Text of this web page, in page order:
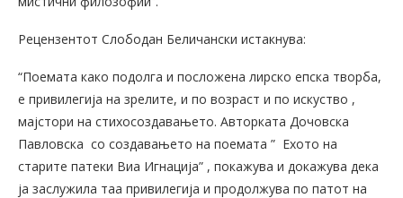
Рецензентот Слободан Беличански истакнува:
“Поемата како подолга и посложена лирско епска творба,
е привилегија на зрелите, и по возраст и по искуство ,
мајстори на стихосоздавањето. Авторката Дочовска
Павловска со создавањето на поемата ” Ехото на
старите патеки Виа Игнација” , покажува и докажува дека
ја заслужила таа привилегија и продолжува по патот на